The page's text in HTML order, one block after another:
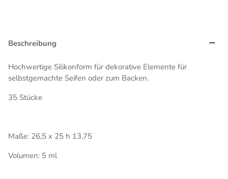
Beschreibung
Hochwertige Silikonform für dekorative Elemente für
selbstgemachte Seifen oder zum Backen.
35 Stücke
Maße: 26,5 x 25 h 13,75
Volumen: 5 ml